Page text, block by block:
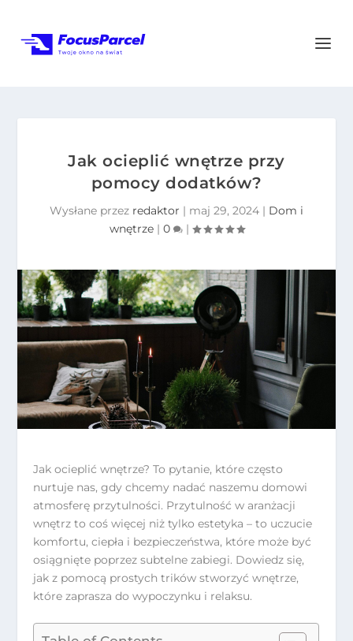
Jak ocieplić wnętrze przy
pomocy dodatków?
Wysłane przez redaktor | maj 29, 2024 | Dom i
wnętrze| 0 |
Jak ocieplić wnętrze? To pytanie, które często
nurtuje nas, gdy chcemy nadać naszemu domowi
atmosferę przytulności. Przytulność w aranżacji
wnętrz to coś więcej niż tylko estetyka – to uczucie
komfortu, ciepła i bezpieczeństwa, które może być
osiągnięte poprzez subtelne zabiegi. Dowiedz się,
jak z pomocą prostych trików stworzyć wnętrze,
które zaprasza do wypoczynku i relaksu.